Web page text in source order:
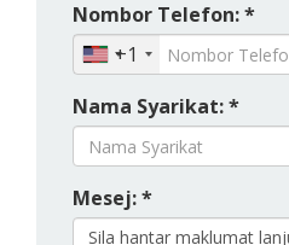
Nombor Telefon: *
+1
Nama Syarikat: *
Mesej: *